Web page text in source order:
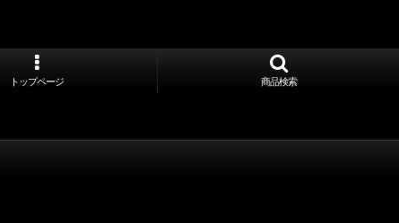
トップページ 商品検索